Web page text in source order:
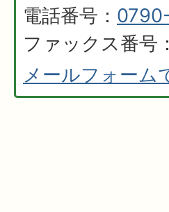
電話番号：
ファックス番
メールフォーム